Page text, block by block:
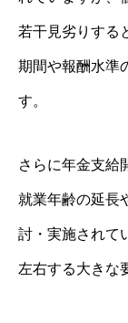
若干見劣りする
期間や報酬水準
す。
さらに年金支給
就業年齢の延長
討・実施されて
左右する大きな